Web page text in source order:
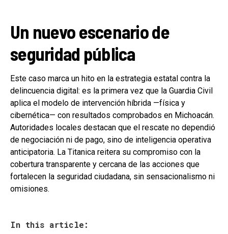
Un nuevo escenario de
seguridad pública
Este caso marca un hito en la estrategia estatal contra la
delincuencia digital: es la primera vez que la Guardia Civil
aplica el modelo de intervención híbrida —física y
cibernética— con resultados comprobados en Michoacán.
Autoridades locales destacan que el rescate no dependió
de negociación ni de pago, sino de inteligencia operativa
anticipatoria. La Titanica reitera su compromiso con la
cobertura transparente y cercana de las acciones que
fortalecen la seguridad ciudadana, sin sensacionalismo ni
omisiones.
In this article: